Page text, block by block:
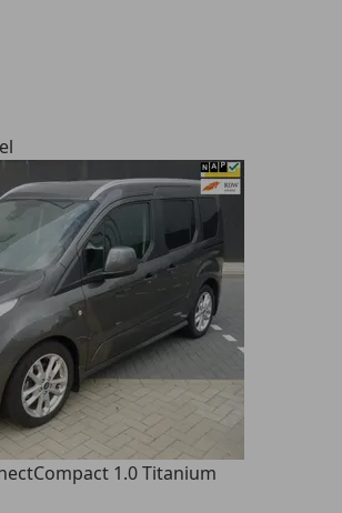
Compact 1.0 Titanium